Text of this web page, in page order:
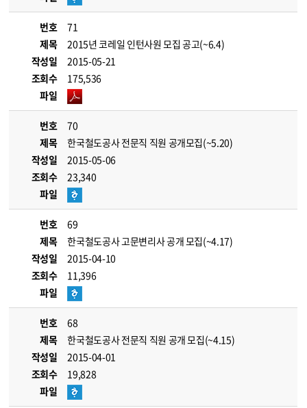
번호
71
제목
2015년 코레일 인턴사원 모집 공고(~6.4)
작성일
2015-05-21
조회수
175,536
파일
번호
70
제목
한국철도공사 전문직 직원 공개모집(~5.20)
작성일
2015-05-06
조회수
23,340
파일
번호
69
제목
한국철도공사 고문변리사 공개 모집(~4.17)
작성일
2015-04-10
조회수
11,396
파일
번호
68
제목
한국철도공사 전문직 직원 공개 모집(~4.15)
작성일
2015-04-01
조회수
19,828
파일